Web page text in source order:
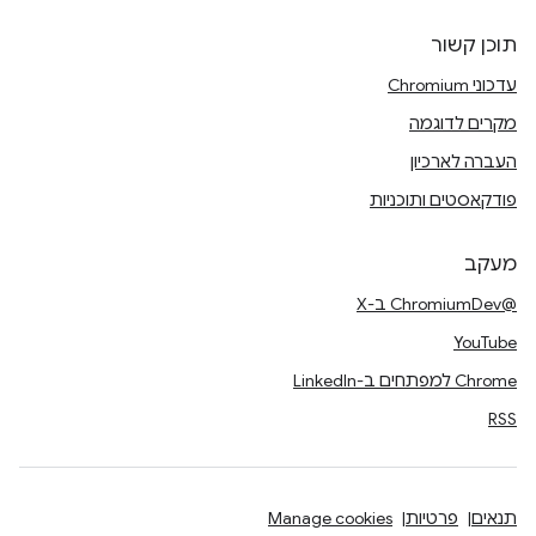
תוכן קשור
עדכוני Chromium
מקרים לדוגמה
העברה לארכיון
פודקאסטים ותוכניות
מעקב
@ChromiumDev ב-X
YouTube
Chrome למפתחים ב-LinkedIn
RSS
תנאים פרטיות Manage cookies